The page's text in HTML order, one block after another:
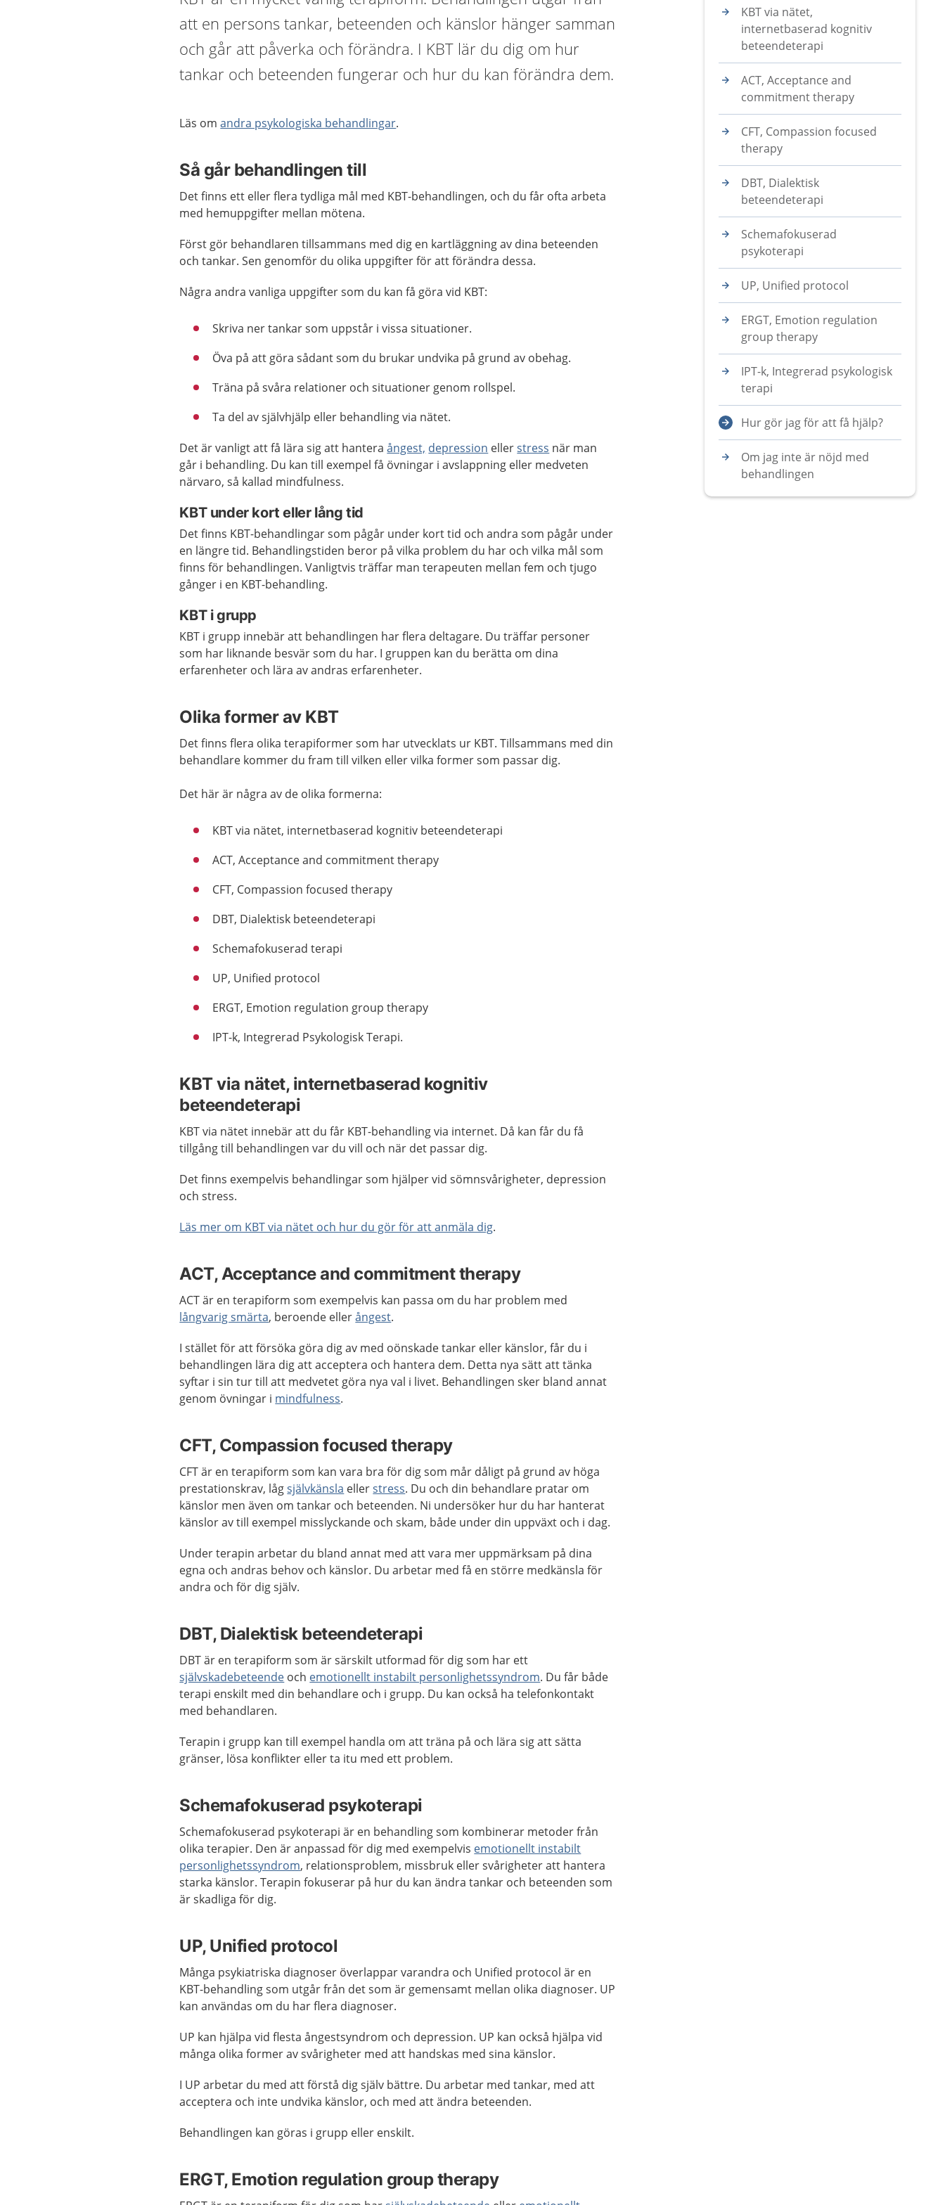
att en persons tankar, beteenden och känslor hänger samman
och går att påverka och förändra. I KBT lär du dig om hur
tankar och beteenden fungerar och hur du kan förändra dem.
Läs omandra psykologiska behandlingar.
Så går behandlingen till
Det finns ett eller flera tydliga mål med KBT-behandlingen, och du får ofta arbeta
med hemuppgifter mellan mötena.
Först gör behandlaren tillsammans med dig en kartläggning av dina beteenden
och tankar. Sen genomför du olika uppgifter för att förändra dessa.
Några andra vanliga uppgifter som du kan få göra vid KBT:
Skriva ner tankar som uppstår i vissa situationer.
Öva på att göra sådant som du brukar undvika på grund av obehag.
Träna på svåra relationer och situationer genom rollspel.
Ta del av självhjälp eller behandling via nätet.
Det är vanligt att få lära sig att hanteraångest, depression ellerstress när man
går i behandling. Du kan till exempel få övningar i avslappning eller medveten
närvaro, så kallad mindfulness.
KBT under kort eller lång tid
Det finns KBT-behandlingar som pågår under kort tid och andra som pågår under
en längre tid. Behandlingstiden beror på vilka problem du har och vilka mål som
finns för behandlingen. Vanligtvis träffar man terapeuten mellan fem och tjugo
gånger i en KBT-behandling.
KBT i grupp
KBT i grupp innebär att behandlingen har flera deltagare. Du träffar personer
som har liknande besvär som du har. I gruppen kan du berätta om dina
erfarenheter och lära av andras erfarenheter.
Olika former av KBT
Det finns flera olika terapiformer som har utvecklats ur KBT. Tillsammans med din
behandlare kommer du fram till vilken eller vilka former som passar dig.
Det här är några av de olika formerna:
KBT via nätet, internetbaserad kognitiv beteendeterapi
ACT, Acceptance and commitment therapy
CFT, Compassion focused therapy
DBT, Dialektisk beteendeterapi
Schemafokuserad terapi
UP, Unified protocol
ERGT, Emotion regulation group therapy
IPT-k, Integrerad Psykologisk Terapi.
KBT via nätet, internetbaserad kognitiv
beteendeterapi
KBT via nätet innebär att du får KBT-behandling via internet. Då kan får du få
tillgång till behandlingen var du vill och när det passar dig.
Det finns exempelvis behandlingar som hjälper vid sömnsvårigheter, depression
och stress.
Läs mer om KBT via nätet och hur du gör för att anmäla dig.
ACT, Acceptance and commitment therapy
ACT är en terapiform som exempelvis kan passa om du har problem med
långvarig smärta, beroende ellerångest.
I stället för att försöka göra dig av med oönskade tankar eller känslor, får du i
behandlingen lära dig att acceptera och hantera dem. Detta nya sätt att tänka
syftar i sin tur till att medvetet göra nya val i livet. Behandlingen sker bland annat
genom övningar i mindfulness.
CFT, Compassion focused therapy
CFT är en terapiform som kan vara bra för dig som mår dåligt på grund av höga
prestationskrav, lågsjälvkänsla ellerstress. Du och din behandlare pratar om
känslor men även om tankar och beteenden. Ni undersöker hur du har hanterat
känslor av till exempel misslyckande och skam, både under din uppväxt och i dag.
Under terapin arbetar du bland annat med att vara mer uppmärksam på dina
egna och andras behov och känslor. Du arbetar med få en större medkänsla för
andra och för dig själv.
DBT, Dialektisk beteendeterapi
DBT är en terapiform som är särskilt utformad för dig som har ett
självskadebeteende och emotionellt instabilt personlighetssyndrom. Du får både
terapi enskilt med din behandlare och i grupp. Du kan också ha telefonkontakt
med behandlaren.
Terapin i grupp kan till exempel handla om att träna på och lära sig att sätta
gränser, lösa konflikter eller ta itu med ett problem.
Schemafokuserad psykoterapi
Schemafokuserad psykoterapi är en behandling som kombinerar metoder från
olika terapier. Den är anpassad för dig med exempelvis emotionellt instabilt
personlighetssyndrom, relationsproblem, missbruk eller svårigheter att hantera
starka känslor. Terapin fokuserar på hur du kan ändra tankar och beteenden som
är skadliga för dig.
UP, Unified protocol
Många psykiatriska diagnoser överlappar varandra och Unified protocol är en
KBT-behandling som utgår från det som är gemensamt mellan olika diagnoser. UP
kan användas om du har flera diagnoser.
UP kan hjälpa vid flesta ångestsyndrom och depression. UP kan också hjälpa vid
många olika former av svårigheter med att handskas med sina känslor.
I UP arbetar du med att förstå dig själv bättre. Du arbetar med tankar, med att
acceptera och inte undvika känslor, och med att ändra beteenden.
Behandlingen kan göras i grupp eller enskilt.
ERGT, Emotion regulation group therapy
KBT via nätet,
internetbaserad kognitiv
beteendeterapi
ACT, Acceptance and
commitment therapy
CFT, Compassion focused
therapy
DBT, Dialektisk
beteendeterapi
Schemafokuserad
psykoterapi
UP, Unified protocol
ERGT, Emotion regulation
group therapy
IPT-k, Integrerad psykologisk
terapi
Hur gör jag för att få hjälp?
Om jag inte är nöjd med
behandlingen